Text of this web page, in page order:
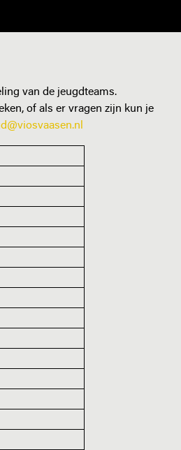
van de jeugdteams.
of als er vragen zijn kun je